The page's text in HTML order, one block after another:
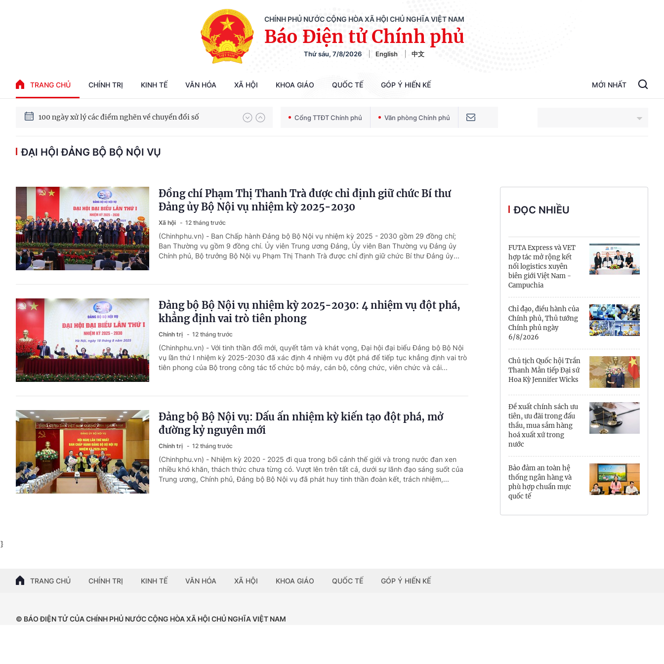
CHÍNH PHỦ NƯỚC CỘNG HÒA XÃ HỘI CHỦ NGHĨA VIỆT NAM
Báo Điện tử Chính phủ
Thứ sáu, 7/8/2026 English 中文
TRANG CHỦ CHÍNH TRỊ KINH TẾ VĂN HÓA XÃ HỘI KHOA GIÁO QUỐC TẾ GÓP Ý HIẾN KẾ MỚI NHẤT
Phát triển nhà ở cho thuê - Trụ cột chiến lược, lâu dài
Chiến dịch 500 ngày đêm tìm kiếm, quy tập và xác định danh tính hài cốt liệt sĩ
Cổng TTĐT Chính phủ Văn phòng Chính phủ
Cần Thơ
Điện Biên
Đắk Lắk
Đồng Nai
Đồng Tháp
Gia Lai
Hồ Chí Minh
Hà Tĩnh
Hưng Yên
Hải Phòng
ĐẠI HỘI ĐẢNG BỘ BỘ NỘI VỤ
Đồng chí Phạm Thị Thanh Trà được chỉ định giữ chức Bí thư
Đảng ủy Bộ Nội vụ nhiệm kỳ 2025-2030
Xã hội 12 tháng trước
(Chinhphu.vn) - Ban Chấp hành Đảng bộ Bộ Nội vụ nhiệm kỳ 2025 - 2030 gồm 29 đồng chí;
Ban Thường vụ gồm 9 đồng chí. Ủy viên Trung ương Đảng, Ủy viên Ban Thường vụ Đảng ủy
Chính phủ, Bộ trưởng Bộ Nội vụ Phạm Thị Thanh Trà được chỉ định giữ chức Bí thư Đảng ủy...
Đảng bộ Bộ Nội vụ nhiệm kỳ 2025-2030: 4 nhiệm vụ đột phá,
khẳng định vai trò tiên phong
Chính trị 12 tháng trước
(Chinhphu.vn) - Với tinh thần đổi mới, quyết tâm và khát vọng, Đại hội đại biểu Đảng bộ Bộ Nội
vụ lần thứ I nhiệm kỳ 2025-2030 đã xác định 4 nhiệm vụ đột phá để tiếp tục khẳng định vai trò
tiên phong của Bộ trong công tác tổ chức bộ máy, cán bộ, công chức, viên chức và cải...
Đảng bộ Bộ Nội vụ: Dấu ấn nhiệm kỳ kiến tạo đột phá, mở
đường kỷ nguyên mới
Chính trị 12 tháng trước
(Chinhphu.vn) - Nhiệm kỳ 2020 - 2025 đi qua trong bối cảnh thế giới và trong nước đan xen
nhiều khó khăn, thách thức chưa từng có. Vượt lên trên tất cả, dưới sự lãnh đạo sáng suốt của
Trung ương, Chính phủ, Đảng bộ Bộ Nội vụ đã phát huy tinh thần đoàn kết, trách nhiệm,...
ĐỌC NHIỀU
FUTA Express và VET
hợp tác mở rộng kết
nối logistics xuyên
biên giới Việt Nam -
Campuchia
Chỉ đạo, điều hành của
Chính phủ, Thủ tướng
Chính phủ ngày
6/8/2026
Chủ tịch Quốc hội Trần
Thanh Mẫn tiếp Đại sứ
Hoa Kỳ Jennifer Wicks
Đề xuất chính sách ưu
tiên, ưu đãi trong đấu
thầu, mua sắm hàng
hoá xuất xứ trong
nước
Bảo đảm an toàn hệ
thống ngân hàng và
phù hợp chuẩn mực
quốc tế
}
TRANG CHỦ CHÍNH TRỊ KINH TẾ VĂN HÓA XÃ HỘI KHOA GIÁO QUỐC TẾ GÓP Ý HIẾN KẾ
© BÁO ĐIỆN TỬ CỦA CHÍNH PHỦ NƯỚC CỘNG HÒA XÃ HỘI CHỦ NGHĨA VIỆT NAM